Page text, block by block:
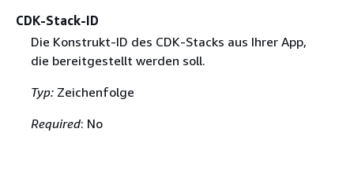
CDK-Stack-ID
Die Konstrukt-ID des CDK-Stacks aus Ihrer App,
die bereitgestellt werden soll.
Typ:Zeichenfolge
Required: No